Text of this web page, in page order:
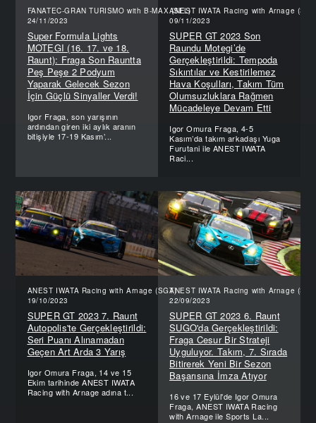
FANATEC-GRAN TURISMO with B-MAX (SFL)
24/11/2023
Super Formula Lights
MOTEGI (16. 17. ve 18.
Raunt): Fraga Son Rauntta
Peş Peşe 2 Podyum
Yaparak Gelecek Sezon
İçin Güçlü Sinyaller Verdi!
Igor Fraga, son yarışının
ardından giren iki aylık aranın
bitişiyle 17-19 Kasım’...
ANEST IWATA Racing with Arnage
09/11/2023
SUPER GT 2023 Son
Raundu Motegi’de
Gerçekleştirildi: Tempoda
Sıkıntılar ve Kestirilemez
Hava Koşulları, Takım Tüm
Olumsuzluklara Rağmen
Mücadeleye Devam Etti
Igor Omura Fraga, 4-5
Kasım’da takım arkadaşı Yuga
Furutani ile ANEST IWATA
Raci...
ANEST IWATA Racing with Arnage (SGT)
19/10/2023
SUPER GT 2023 7. Raunt
Autopolis'te Gerçekleştirildi:
Seri Puanı Alınamadan
Geçen Art Arda 3 Yarış
Igor Omura Fraga, 14 ve 15
Ekim tarihinde ANEST IWATA
Racing with Arnage adına t...
ANEST IWATA Racing with Arnage
22/09/2023
SUPER GT 2023 6. Raunt
SUGO'da Gerçekleştirildi:
Fraga Cesur Bir Strateji
Uyguluyor. Takım, 7. Sırada
Bitirerek Yeni Bir Sezon
Başarısına İmza Atıyor
16 ve 17 Eylül'de Igor Omura
Fraga, ANEST IWATA Racing
with Arnage ile Sports La...